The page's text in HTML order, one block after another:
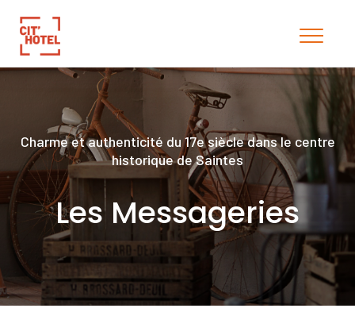
Charme et authenticité du 17e siècle dans le centre
historique de Saintes
Les Messageries
T. Adeline
4.86/5